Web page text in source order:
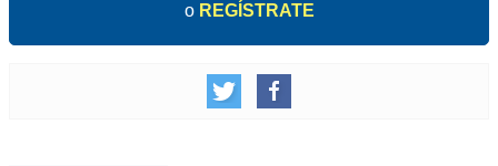
o REGÍSTRATE